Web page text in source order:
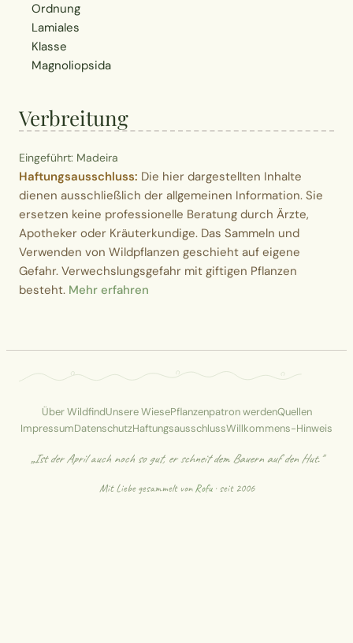
Ordnung
Lamiales
Klasse
Magnoliopsida
Verbreitung
Eingeführt: Madeira
Haftungsausschluss: Die hier dargestellten Inhalte
dienen ausschließlich der allgemeinen Information. Sie
ersetzen keine professionelle Beratung durch Ärzte,
Apotheker oder Kräuterkundige. Das Sammeln und
Verwenden von Wildpflanzen geschieht auf eigene
Gefahr. Verwechslungsgefahr mit giftigen Pflanzen
besteht. Mehr erfahren
Über WildfindUnsere WiesePflanzenpatron werdenQuellen
ImpressumDatenschutzHaftungsausschlussWillkommens-Hinweis
„Ist der April auch noch so gut, er schneit dem Bauern auf den Hut."
Mit Liebe gesammelt vonRofu· seit 2006